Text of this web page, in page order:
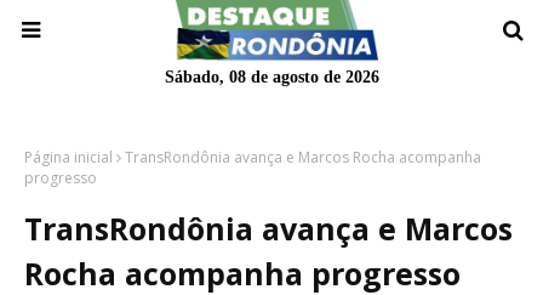
Sábado, 08 de agosto de 2026
Página inicial
TransRondônia avança e Marcos Rocha acompanha
progresso
TransRondônia avança e Marcos
Rocha acompanha progresso